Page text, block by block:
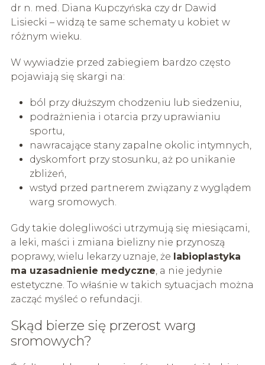
dr n. med. Diana Kupczyńska czy dr Dawid
Lisiecki – widzą te same schematy u kobiet w
różnym wieku.
W wywiadzie przed zabiegiem bardzo często
pojawiają się skargi na:
ból przy dłuższym chodzeniu lub siedzeniu,
podrażnienia i otarcia przy uprawianiu
sportu,
nawracające stany zapalne okolic intymnych,
dyskomfort przy stosunku, aż po unikanie
zbliżeń,
wstyd przed partnerem związany z wyglądem
warg sromowych.
Gdy takie dolegliwości utrzymują się miesiącami,
a leki, maści i zmiana bielizny nie przynoszą
poprawy, wielu lekarzy uznaje, że labioplastyka
ma uzasadnienie medyczne, a nie jedynie
estetyczne. To właśnie w takich sytuacjach można
zacząć myśleć o refundacji.
Skąd bierze się przerost warg
sromowych?